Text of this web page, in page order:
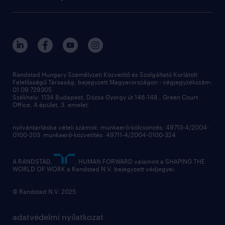
kapcsolat
employer brand research
hr kutatások
kiválasztás
megtartás
munkahelyi teljesítmény
toborzás
munkaerőpiac
hírlevél
adatvédelmi nyilatkozat
Randstad Hungary Személyzeti Közvetítő és Szolgáltató Korlátolt
Felelősségű Társaság, bejegyzett Magyarországon - cégjegyzékszám:
01 09 729305
Székhely: 1134 Budapest, Dózsa György út 146-148., Green Court
Office, A épület, 3. emelet,
nyilvántartásba vételi számok: munkaerő-kölcsönzés: 49713-4/2004-
0100-203 munkaerő-közvetítés: 49711-4/2004-0100-324
A RANDSTAD,
, HUMAN FORWARD valamint a SHAPING THE
WORLD OF WORK a Randstad N.V. bejegyzett védjegyei.
© Randstad N.V. 2025